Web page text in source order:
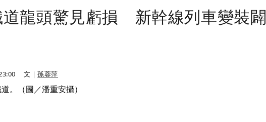
道龍頭驚見虧損 新幹線列車變裝闢
文｜孫蓉萍